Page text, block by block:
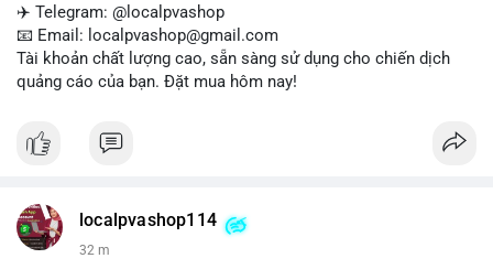
✈️ Telegram: @localpvashop
📧 Email: localpvashop@gmail.com
Tài khoản chất lượng cao, sẵn sàng sử dụng cho chiến dịch
quảng cáo của bạn. Đặt mua hôm nay!
localpvashop114
32 m